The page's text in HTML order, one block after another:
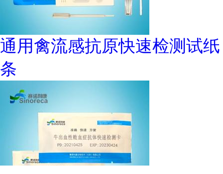
通用禽流感抗原快速检测试纸
条